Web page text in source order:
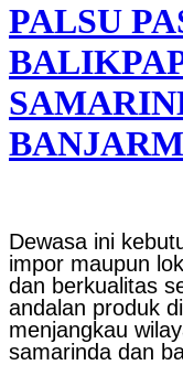
PALSU
Dewasa ini
impor maupun
dan berkualitas
andalan produk
menjangkau
samarinda dan